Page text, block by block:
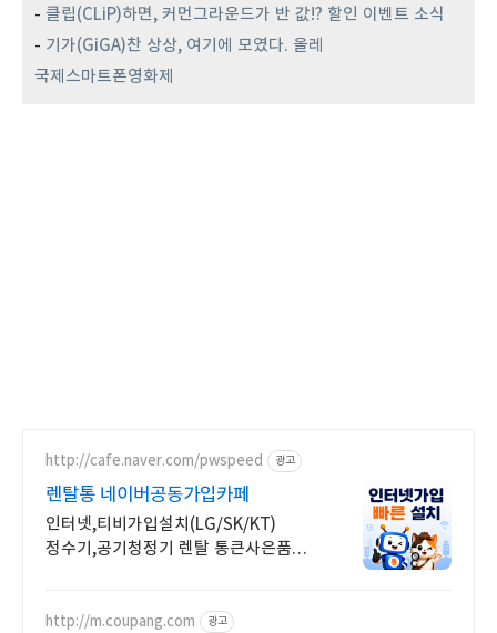
- 클립(CLiP)하면, 커먼그라운드가 반 값!? 할인 이벤트 소식
- 기가(GiGA)찬 상상, 여기에 모였다. 올레
국제스마트폰영화제
http://cafe.naver.com/pwspeed 광고
렌탈통 네이버공동가입카페
인터넷,티비가입설치(LG/SK/KT)
정수기,공기청정기 렌탈 통큰사은품을
http://m.coupang.com 광고